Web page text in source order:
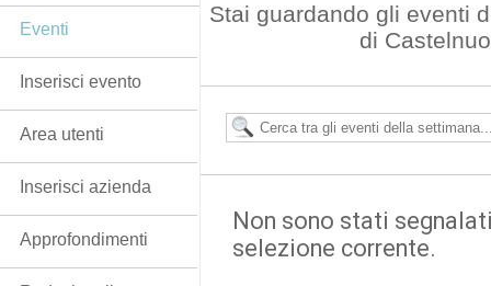
Stai guardando gli eventi
di
Non sono stati
selezione corrente.
Eventi
Inserisci evento
Area utenti
Inserisci azienda
Approfondimenti